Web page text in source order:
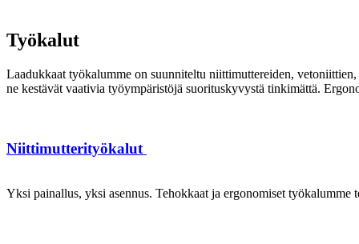
Työkalut
Laadukkaat työkalumme on suunniteltu niittimuttereiden,
ne kestävät vaativia työympäristöjä suorituskyvystä tinkimättä.
Niittimutterityökalut
Yksi painallus, yksi asennus. Tehokkaat ja ergonomiset